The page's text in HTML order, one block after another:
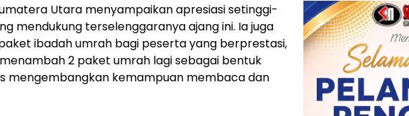
Utara menyampaikan apresiasi setinggi-
mendukung terselenggaranya ajang ini. Ia juga
ibadah umrah bagi peserta yang berprestasi,
2 paket umrah lagi sebagai bentuk
mengembangkan kemampuan membaca dan